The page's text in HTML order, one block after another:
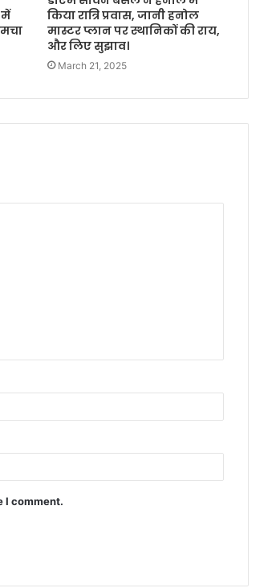
में
किया रात्रि प्रवास, जानी हनोल
मास्टर प्लान पर स्थानिकों की राय,
और लिए सुझाव।
March 21, 2025
I comment.